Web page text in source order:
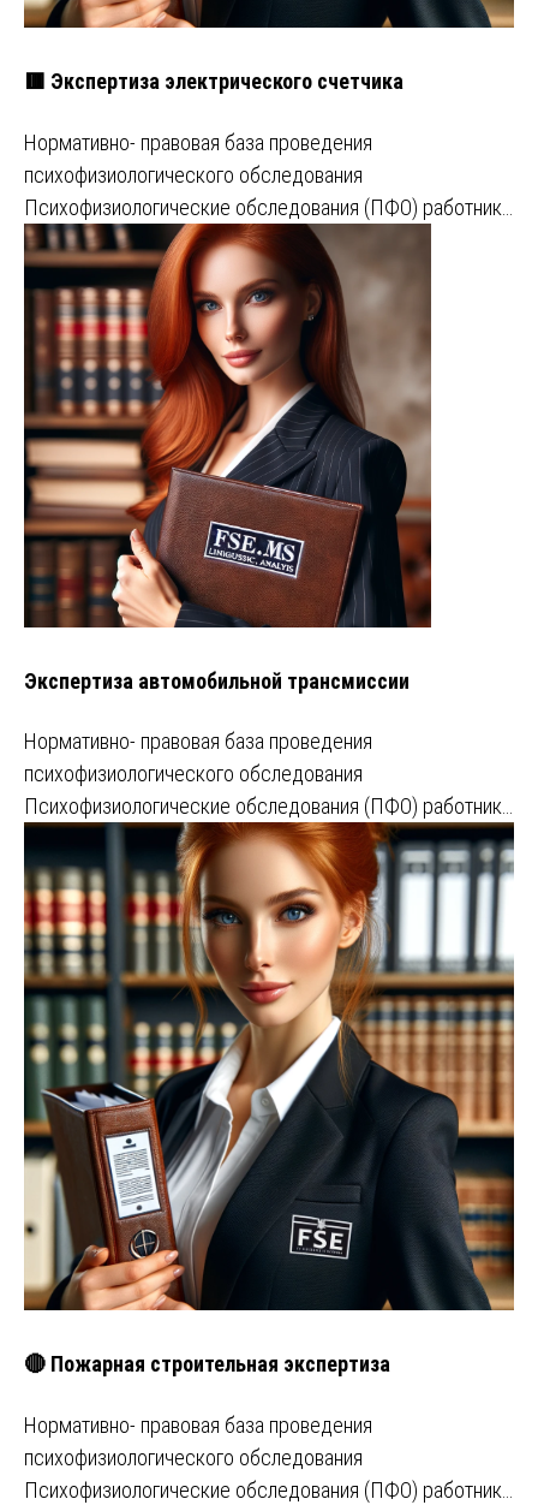
🟥 Экспертиза электрического счетчика
Нормативно- правовая база проведения
психофизиологического обследования
Психофизиологические обследования (ПФО) работник…
Экспертиза автомобильной трансмиссии
Нормативно- правовая база проведения
психофизиологического обследования
Психофизиологические обследования (ПФО) работник…
🔴 Пожарная строительная экспертиза
Нормативно- правовая база проведения
психофизиологического обследования
Психофизиологические обследования (ПФО) работник…